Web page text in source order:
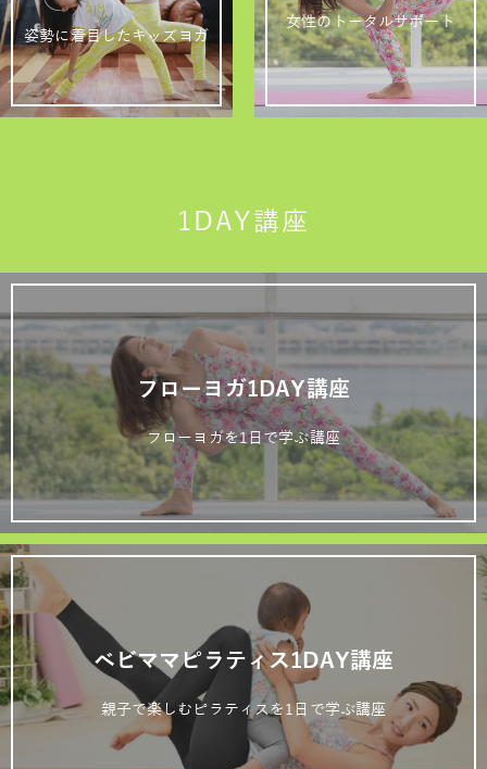
姿勢に着目したキッズヨガ
女性のトータルサポート
1DAY講座
フローヨガ1DAY講座
フローヨガを1日で学ぶ講座
ベビママピラティス1DAY講座
親子で楽しむピラティスを1日で学ぶ講座